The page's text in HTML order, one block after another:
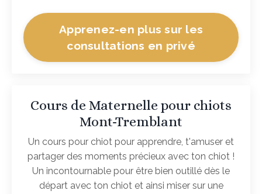
Apprenez-en plus sur les
consultations en privé
Cours de Maternelle pour chiots
Mont-Tremblant
Un cours pour chiot pour apprendre, t'amuser et
partager des moments précieux avec ton chiot !
Un incontournable pour être bien outillé dès le
départ avec ton chiot et ainsi miser sur une